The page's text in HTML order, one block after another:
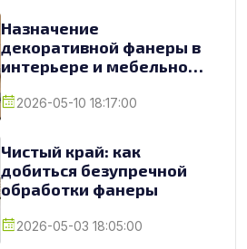
Назначение
декоративной фанеры в
интерьере и мебельном
2026-05-10 18:17:00
Чистый край: как
добиться безупречной
обработки фанеры
2026-05-03 18:05:00